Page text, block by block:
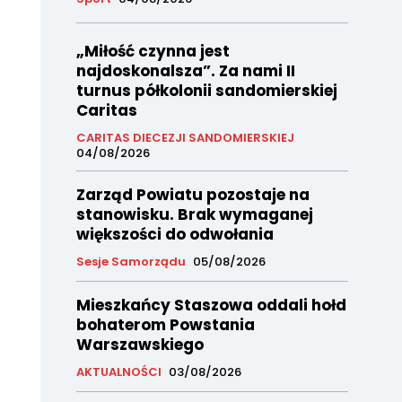
„Miłość czynna jest
najdoskonalsza”. Za nami II
turnus półkolonii sandomierskiej
Caritas
CARITAS DIECEZJI SANDOMIERSKIEJ
04/08/2026
Zarząd Powiatu pozostaje na
stanowisku. Brak wymaganej
większości do odwołania
Sesje Samorządu 05/08/2026
Mieszkańcy Staszowa oddali hołd
bohaterom Powstania
Warszawskiego
AKTUALNOŚCI 03/08/2026